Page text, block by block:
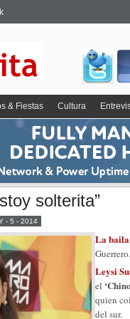
& Fiestas Cultura
solterita”
- 5 - 2014
La
Guerrero.
Leysi
el
quien
del sur.